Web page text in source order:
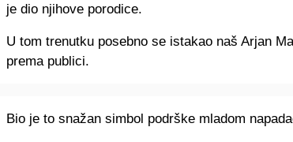
je dio njihove porodice.
U tom trenutku posebno se istakao naš Arjan
prema publici.
Bio je to snažan simbol podrške mladom